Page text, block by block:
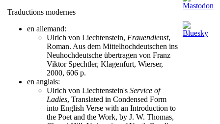
Traductions modernes
en allemand:
Ulrich von Liechtenstein, Frauendienst,
Roman. Aus dem Mittelhochdeutschen ins
Neuhochdeutsche übertragen von Franz
Viktor Spechtler, Klagenfurt, Wierser,
2000, 606 p.
en anglais:
Ulrich von Liechtenstein's Service of
Ladies, Translated in Condensed Form
into English Verse with an Introduction to
the Poet and the Work, by J. W. Thomas,